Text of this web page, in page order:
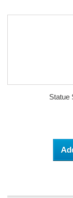
Statue